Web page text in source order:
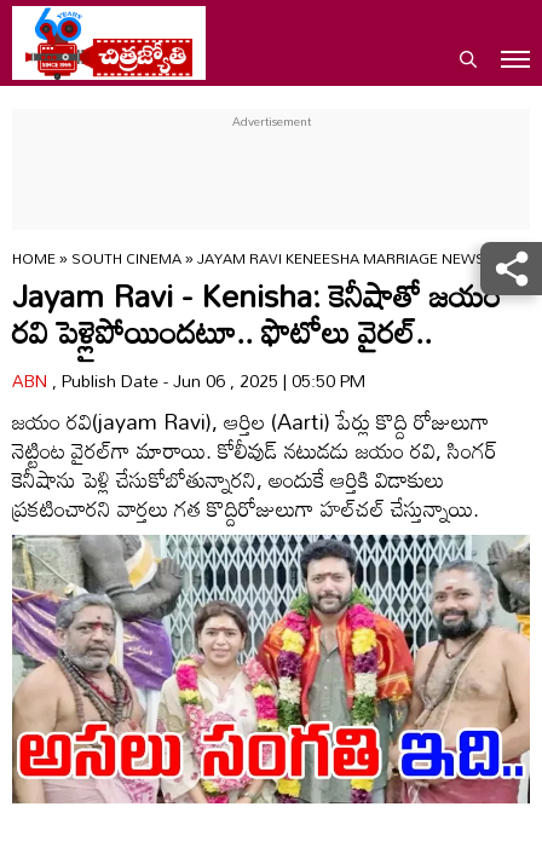
HOME»SOUTH CINEMA»JAYAM RAVI KENEESHA MARRIAGE NEWS AGAIN
Jayam Ravi - Kenisha: కెనీషాతో జయం
రవి పెళ్లైపోయిందటూ.. ఫొటోలు వైరల్‌..
ABN, Publish Date - Jun 06 , 2025 | 05:50 PM
జయం రవి(jayam Ravi), ఆర్తిల (Aarti) పేర్లు కొద్ది రోజులుగా
నెట్టింట వైరల్‌గా మారాయి. కోలీవుడ్‌ నటుడడు జయం రవి, సింగర్‌
కెనీషాను పెళ్లి చేసుకోబోతున్నారని, అందుకే ఆర్తికి విడాకులు
ప్రకటించారని వార్తలు గత కొద్దిరోజులుగా హల్‌చల్‌ చేస్తున్నాయి.